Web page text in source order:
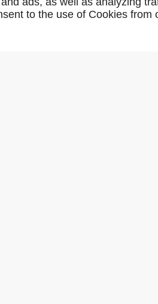
to the use of Cookies from